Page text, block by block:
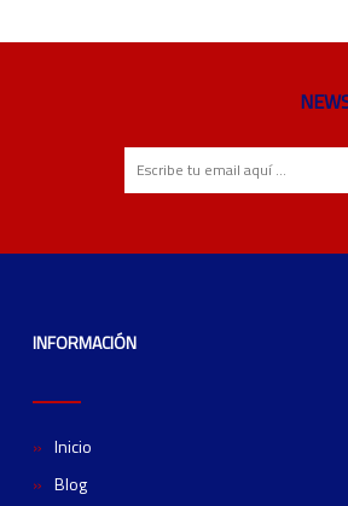
INFORMACIÓN
Inicio
Blog